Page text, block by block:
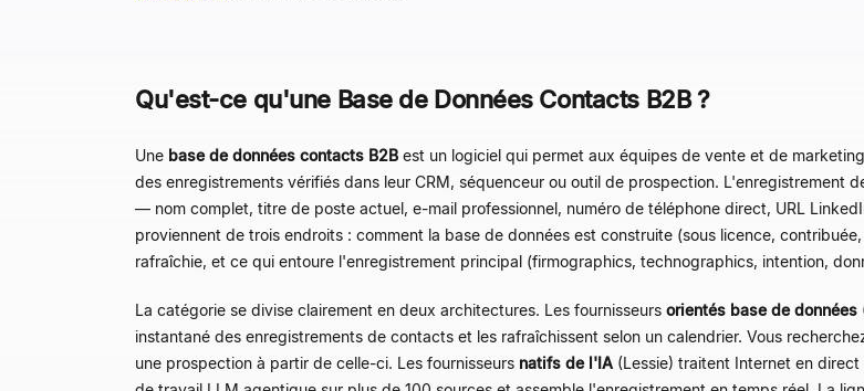
Qu'est-ce qu'une Base de Données Contacts B2B ?
Une base de données contacts B2B est un logiciel qui permet aux équipes de vente et de
des enregistrements vérifiés dans leur CRM, séquenceur ou outil de prospection. L'enregistrement
— nom complet, titre de poste actuel, e-mail professionnel, numéro de téléphone direct, URL
proviennent de trois endroits : comment la base de données est construite (sous licence,
rafraîchie, et ce qui entoure l'enregistrement principal (firmographics, technographics, intention,
La catégorie se divise clairement en deux architectures. Les fournisseurs orientés base de données
instantané des enregistrements de contacts et les rafraîchissent selon un calendrier. Vous
une prospection à partir de celle-ci. Les fournisseurs natifs de l'IA (Lessie) traitent Internet en